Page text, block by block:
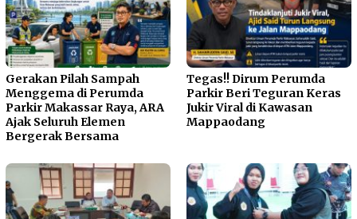
Gerakan Pilah Sampah
Menggema di Perumda
Parkir Makassar Raya, ARA
Ajak Seluruh Elemen
Bergerak Bersama
Tegas!! Dirum Perumda
Parkir Beri Teguran Keras
Jukir Viral di Kawasan
Mappaodang